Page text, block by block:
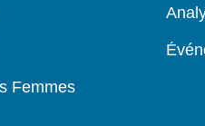
Femmes